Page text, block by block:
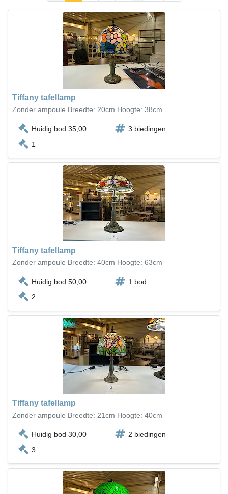
Tiffany tafellamp
Zonder ampoule Breedte: 20cm Hoogte: 38cm
Huidig bod 35,00
3 biedingen
1
Tiffany tafellamp
Zonder ampoule Breedte: 40cm Hoogte: 63cm
Huidig bod 50,00
1 bod
2
Tiffany tafellamp
Zonder ampoule Breedte: 21cm Hoogte: 40cm
Huidig bod 30,00
2 biedingen
3